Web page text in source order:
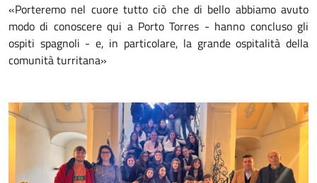
«Porteremo nel cuore tutto ciò che di bello abbiamo avuto
modo di conoscere qui a Porto Torres - hanno concluso gli
ospiti spagnoli - e, in particolare, la grande ospitalità della
comunità turritana»